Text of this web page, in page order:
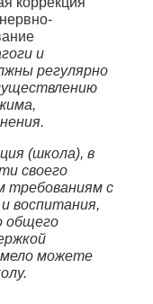
и
регулярно
(школа), в
своего
требованиям с
воспитания,
общего
можете